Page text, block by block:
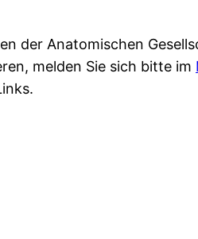
der Anatomischen
melden Sie sich bitte im